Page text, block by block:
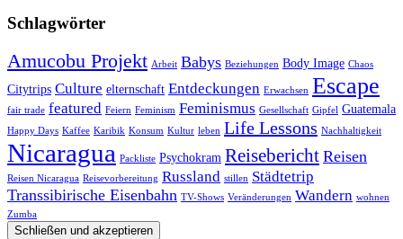
Schlagwörter
Amucobu Projekt Arbeit Babys Beziehungen Body Image Chaos
Citytrips Culture elternschaft Entdeckungen Erwachsen Escape
fair trade featured Feiern Feminism Feminismus Gesellschaft Gipfel Guatemala
Happy Days Kaffee Karibik Konsum Kultur leben Life Lessons Nachhaltigkeit
Nicaragua Packliste Psychokram Reisebericht Reisen
Reisen Nicaragua Reisevorbereitung Russland stillen Städtetrip
Transsibirische Eisenbahn TV-Shows Veränderungen Wandern wohnen
Zumba